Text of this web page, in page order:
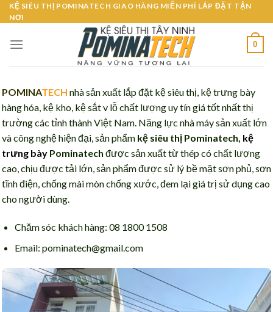
Skip
to
content
KỆ SIÊU THỊ POMINATECH GIAO HÀNG MIỄN PHÍ LẮP ĐẶT TẬN
NƠI
0
POMINATECH nhà sản xuất lắp đặt kệ siêu thị, kệ trưng bày
hàng hóa, kệ kho, kệ sắt v lỗ chất lượng uy tín giá tốt nhất thị
trường các tỉnh thành Việt Nam. Năng lực nhà máy sản xuất lớn
và công nghệ hiện đại, sản phẩm kệ siêu thị Pominatech, kệ
trưng bày Pominatech được sản xuất từ thép có chất lượng
cao, chịu được tải lớn, sản phẩm được sử lý bề mặt sơn phủ, sơn
tĩnh điện, chống mài mòn chống xước, đem lại giá trị sử dụng cao
cho người dùng.
Chăm sóc khách hàng: 08 1800 1508
Email: pominatech@gmail.com